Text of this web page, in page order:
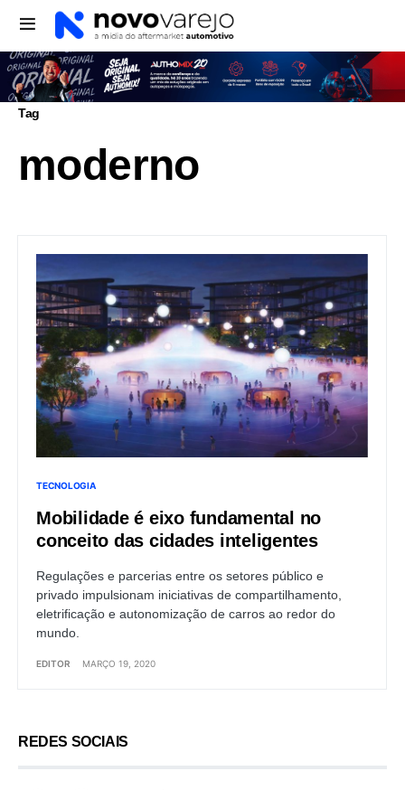
Tag
moderno
TECNOLOGIA
Mobilidade é eixo fundamental no
conceito das cidades inteligentes
Regulações e parcerias entre os setores público e
privado impulsionam iniciativas de compartilhamento,
eletrificação e autonomização de carros ao redor do
mundo.
EDITOR MARÇO 19, 2020
REDES SOCIAIS